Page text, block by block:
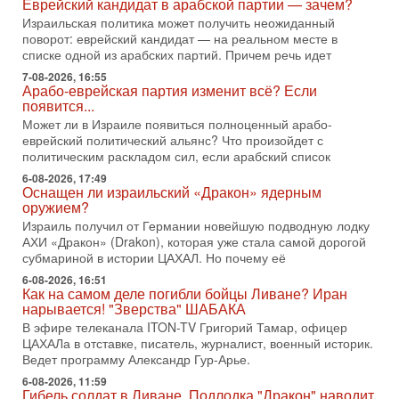
2-08-2026, 08:42
Трамп отменил удар по Ирану - НОВОСТИ
02/08/2026
Президент США Дональд Трамп сегодня заявил об отмене
подготовленного удара по Ирану после обращений
Тегерана и других стран региона. По его словам,
1-08-2026, 17:50
«Русский голос» Израиля: кто заберет его на этот
раз?
Голоса русскоязычных репатриантов не раз кардинально
меняли политический ландшафт Израиля. Достаточно
вспомнить взлет партии «Исраэль ба-алия», когда
31-07-2026, 17:00
Тайны закрытых дверей: о чём на самом деле
молчат Трамп и Нетаньяху?
Недавний визит премьер-министра Израиля Биньямина
Нетаньяху в США и его встреча с Дональдом Трампом
оставили больше вопросов, чем ответов. Полная
31-07-2026, 15:18
Иран готовит покушение на Нетаниягу! Трамп не
хочет эскалации, но КСИР готовит взрыв!
В эфире телеканала ITON-TV СЕРГЕЙ МИГДАЛЬ, эксперт
Израильская политика может получить неожиданный
поворот: еврейский кандидат — на реальном месте в
списке одной из арабских партий. Причем речь идет
7-08-2026, 16:55
Арабо-еврейская партия изменит всё? Если
появится...
Может ли в Израиле появиться полноценный арабо-
еврейский политический альянс? Что произойдет с
политическим раскладом сил, если арабский список
6-08-2026, 17:49
Оснащен ли израильский «Дракон» ядерным
оружием?
Израиль получил от Германии новейшую подводную лодку
АХИ «Дракон» (Drakon), которая уже стала самой дорогой
субмариной в истории ЦАХАЛ. Но почему её
6-08-2026, 16:51
Как на самом деле погибли бойцы Ливане? Иран
нарывается! "Зверства" ШАБАКА
В эфире телеканала ITON-TV Григорий Тамар, офицер
ЦАХАЛа в отставке, писатель, журналист, военный историк.
Ведет программу Александр Гур-Арье.
6-08-2026, 11:59